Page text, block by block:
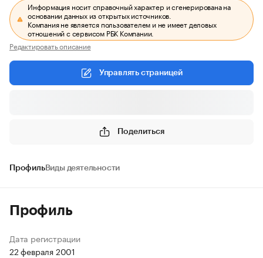
Информация носит справочный характер и сгенерирована на
основании данных из открытых источников.
Компания не является пользователем и не имеет деловых
отношений с сервисом РБК Компании.
Редактировать описание
Управлять страницей
Поделиться
ПрофильВиды деятельности
Профиль
Дата регистрации
22 февраля 2001